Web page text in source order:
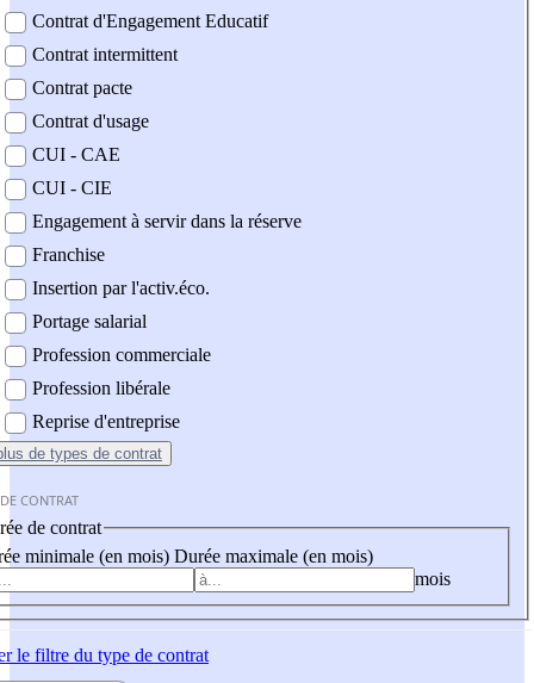
Contrat d'Engagement Educatif
Contrat intermittent
Contrat pacte
Contrat d'usage
CUI - CAE
CUI - CIE
Engagement à servir dans la réserve
Franchise
Insertion par l'activ.éco.
Portage salarial
Profession commerciale
Profession libérale
Reprise d'entreprise
de types de contrat
CONTRAT
de contrat
minimale (en mois) Durée maximale (en mois)
mois
le filtre du type de contrat